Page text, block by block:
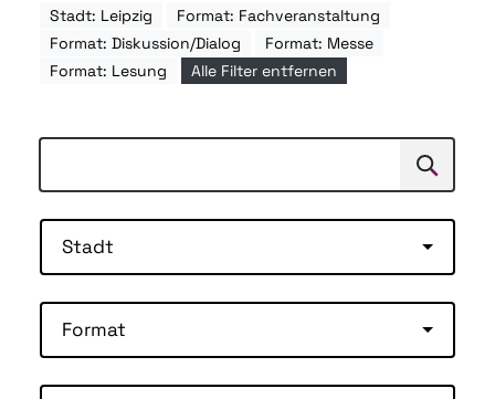
Stadt: Leipzig
Format: Fachveranstaltung
Format: Diskussion/Dialog
Format: Messe
Format: Lesung
Alle Filter entfernen
Suchen
Stadt
Format